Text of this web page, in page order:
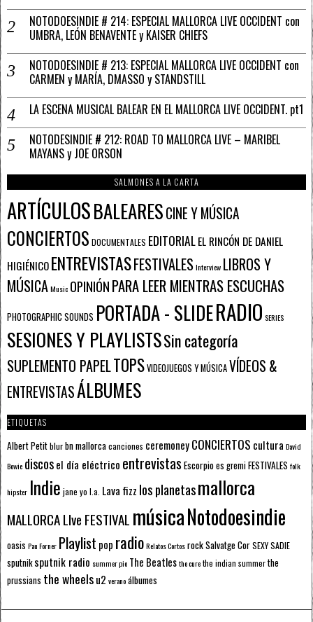
NOTODOESINDIE # 214: ESPECIAL MALLORCA LIVE OCCIDENT con
UMBRA, LEÓN BENAVENTE y KAISER CHIEFS
NOTODOESINDIE # 213: ESPECIAL MALLORCA LIVE OCCIDENT con
CARMEN y MARÍA, DMASSO y STANDSTILL
LA ESCENA MUSICAL BALEAR EN EL MALLORCA LIVE OCCIDENT. pt1
NOTODESINDIE # 212: ROAD TO MALLORCA LIVE – MARIBEL
MAYANS y JOE ORSON
SALMONES A LA CARTA
ARTÍCULOSBALEARESCINE Y MÚSICA
CONCIERTOS DOCUMENTALES EDITORIALEL RINCÓN DE DANIEL
HIGIÉNICOENTREVISTASFESTIVALESInterview LIBROS Y
MÚSICAMusic OPINIÓNPARA LEER MIENTRAS ESCUCHAS
PHOTOGRAPHIC SOUNDS PORTADA - SLIDERADIO SERIES
SESIONES Y PLAYLISTSSin categoría
SUPLEMENTO PAPELTOPSVIDEOJUEGOS Y MÚSICAVÍDEOS &
ENTREVISTASÁLBUMES
ETIQUETAS
Albert Petitblurbn mallorcacanciones ceremoneyCONCIERTOS cultura David
Bowie discosel día eléctrico entrevistas Escorpioes gremiFESTIVALES folk
hipster Indie jane yo l.a. Lava fizz los planetasmallorca
MALLORCA LIve FESTIVAL músicaNotodoesindie
oasis Pau Forner Playlist pop radioRelatos CortosrockSalvatge CorSEXY SADIE
sputnik sputnik radio summer pie The Beatlesthe curethe indian summerthe
prussians the wheelsu2 veranoálbumes